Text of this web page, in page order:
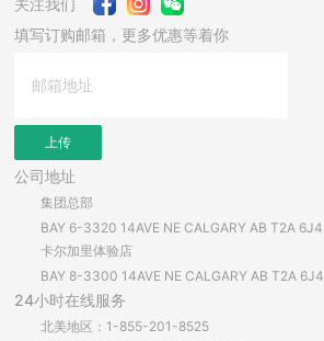
关注我们
填写订购邮箱，更多优惠等着你
上传
公司地址
集团总部
BAY 6-3320 14AVE NE CALGARY AB T2A 6J4
卡尔加里体验店
BAY 8-3300 14AVE NE CALGARY AB T2A 6J4
24小时在线服务
北美地区：1-855-201-8525